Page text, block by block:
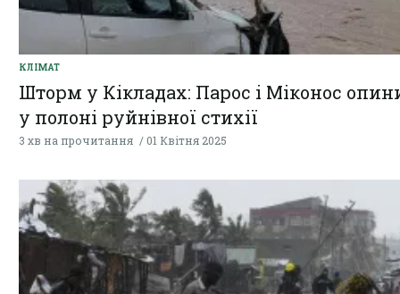
КЛІМАТ
Шторм у Кікладах: Парос і Міконос
у полоні руйнівної стихії
3 хв на прочитання 01 Квітня 2025